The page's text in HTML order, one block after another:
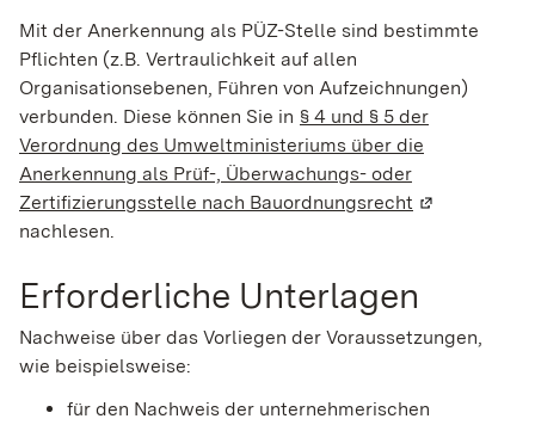
Mit der Anerkennung als PÜZ-Stelle sind bestimmte
Pflichten (z.B. Vertraulichkeit auf allen
Organisationsebenen, Führen von Aufzeichnungen)
verbunden. Diese können Sie in § 4 und § 5 der
Verordnung des Umweltministeriums über die
Anerkennung als Prüf-, Überwachungs- oder
Zertifizierungsstelle nach Bauordnungsrecht (Wird in
nachlesen.
Erforderliche Unterlagen
Nachweise über das Vorliegen der Voraussetzungen,
wie beispielsweise:
für den Nachweis der unternehmerischen